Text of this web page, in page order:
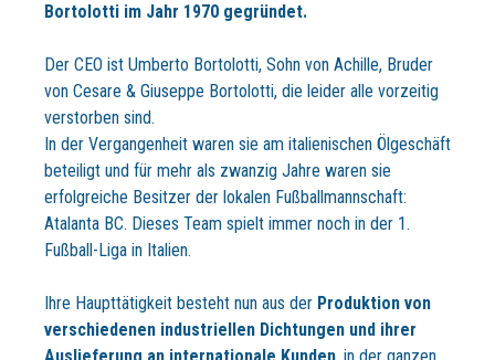
Bortolotti im Jahr 1970 gegründet.
Der CEO ist Umberto Bortolotti, Sohn von Achille, Bruder
von Cesare & Giuseppe Bortolotti, die leider alle vorzeitig
verstorben sind.
In der Vergangenheit waren sie am italienischen Ölgeschäft
beteiligt und für mehr als zwanzig Jahre waren sie
erfolgreiche Besitzer der lokalen Fußballmannschaft:
Atalanta BC. Dieses Team spielt immer noch in der 1.
Fußball-Liga in Italien.
Ihre Haupttätigkeit besteht nun aus der Produktion von
verschiedenen industriellen Dichtungen und ihrer